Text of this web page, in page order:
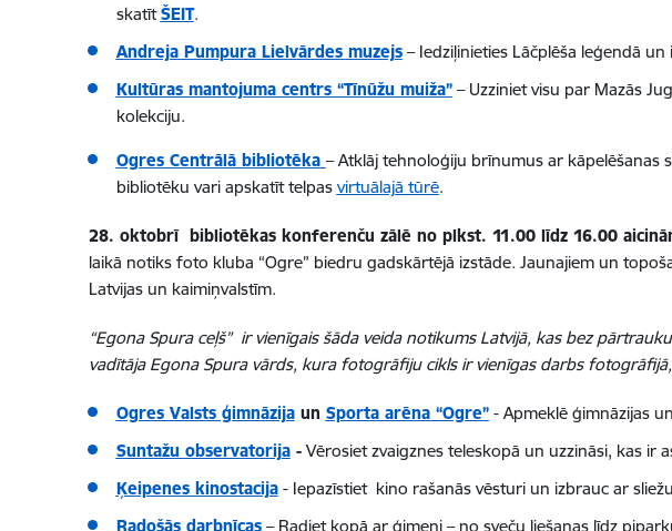
skatītŠEIT.
Andreja Pumpura Lielvārdes muzejs– Iedziļinieties Lāčplēša leģendā
Kultūras mantojuma centrs “Tīnūžu muiža”– Uzziniet visu par Mazās
kolekciju.
Ogres Centrālā bibliotēka – Atklāj tehnoloģiju brīnumus ar kāpelēšanas
bibliotēku vari apskatīt telpas virtuālajā tūrē.
28. oktobrī bibliotēkas konferenču zālē no plkst. 11.00 līdz 16.00
laikā notiks foto kluba “Ogre” biedru gadskārtējā izstāde. Jaunajiem un
Latvijas un kaimiņvalstīm.
“Egona Spura ceļš” ir vienīgais šāda veida notikums Latvijā, kas bez
vadītāja Egona Spura vārds, kura fotogrāfiju cikls ir vienīgas darbs
Ogres Valsts ģimnāzijaun Sporta arēna “Ogre”- Apmeklē ģimnāzijas
Suntažu observatorija-Vērosiet zvaigznes teleskopā un uzzināsi, kas ir
Ķeipenes kinostacija- Iepazīstiet kino rašanās vēsturi un izbrauc ar
Radošās darbnīcas– Radiet kopā ar ģimeni – no sveču liešanas līdz